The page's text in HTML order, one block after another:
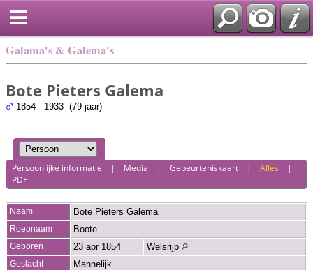
Galama's & Galema's
Bote Pieters Galema
1854 - 1933 (79 jaar)
Persoonlijke informatie | Media |Gebeurteniskaart |Alles |
PDF
Naam Bote Pieters Galema
Roepnaam Boote
Geboren 23 apr 1854 Welsrijp
Geslacht Mannelijk